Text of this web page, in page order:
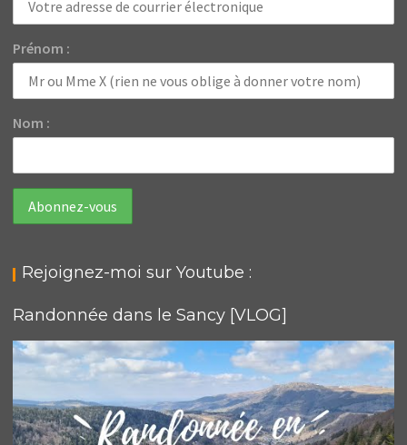
Prénom :
Nom :
Rejoignez-moi sur Youtube :
Randonnée dans le Sancy [VLOG]